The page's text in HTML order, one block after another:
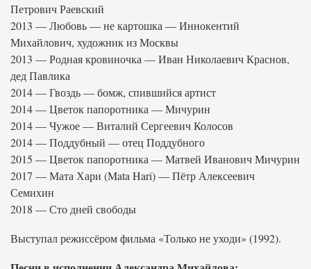
Петрович Раевский
2013 — Любовь — не картошка — Иннокентий
Михайлович, художник из Москвы
2013 — Родная кровиночка — Иван Николаевич Краснов,
дед Павлика
2014 — Гвоздь — бомж, спившийся артист
2014 — Цветок папоротника — Мичурин
2014 — Чужое — Виталий Сергеевич Колосов
2014 — Поддубный — отец Поддубного
2015 — Цветок папоротника — Матвей Иванович Мичурин
2017 — Мата Хари (Mata Hari) — Пётр Алексеевич
Семихин
2018 — Сто дней свободы
Выступал режиссёром фильма «Только не уходи» (1992).